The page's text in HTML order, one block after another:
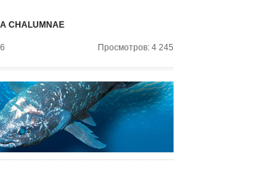
CHALUMNAE
Просмотров: 4 245